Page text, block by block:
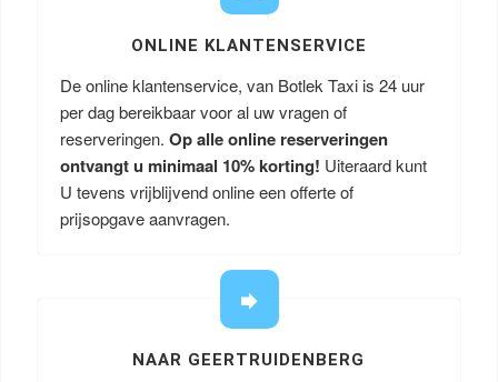
ONLINE KLANTENSERVICE
De online klantenservice, van Botlek Taxi is 24 uur
per dag bereikbaar voor al uw vragen of
reserveringen. Op alle online reserveringen
ontvangt u minimaal 10% korting! Uiteraard kunt
U tevens vrijblijvend online een offerte of
prijsopgave aanvragen.
NAAR GEERTRUIDENBERG